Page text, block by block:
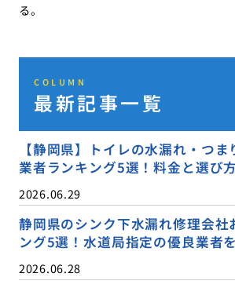
る。
COLUMN
最新記事一覧
【静岡県】トイレの水漏れ・つ
業者ランキング5選！料金と選び
2026.06.29
静岡県のシンク下水漏れ修理会社
ング5選！水道局指定の優良業者
2026.06.28